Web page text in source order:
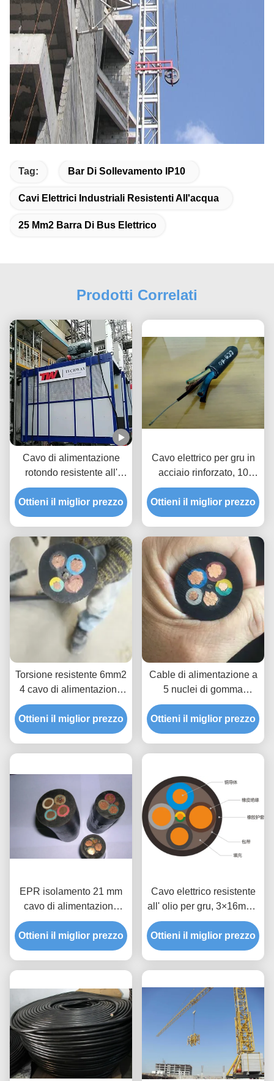
Tag: Bar Di Sollevamento IP10
Cavi Elettrici Industriali Resistenti All'acqua
25 Mm2 Barra Di Bus Elettrico
Prodotti Correlati
Cavo di alimentazione
rotondo resistente all'
usura, cavo di gomma
robusto da 3,5 mm.
Ottieni il miglior prezzo
Cavo elettrico per gru in
acciaio rinforzato, 10
mm2 3 cavi di
alimentazione
Ottieni il miglior prezzo
Torsione resistente 6mm2
4 cavo di alimentazione
di base per il
sollevamento di edifici
Ottieni il miglior prezzo
Cable di alimentazione a
5 nuclei di gomma
flessibile anti piegatura
CCC approvato
Ottieni il miglior prezzo
EPR isolamento 21 mm
cavo di alimentazione
multi-core con conduttore
di rame
Ottieni il miglior prezzo
Cavo elettrico resistente
all' olio per gru, 3×16mm2
Cavo elettrico nero
Ottieni il miglior prezzo